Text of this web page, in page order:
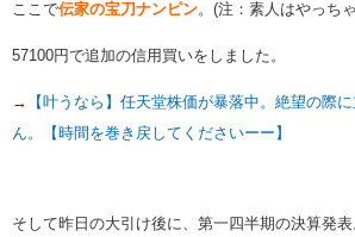
ここで伝家の宝刀ナンピン。(注：素人はやっち
57100円で追加の信用買いをしました。
→
【叶うなら】任天堂株価が暴落中。絶望の際
ん。【時間を巻き戻してくださいーー】
そして昨日の大引け後に、第一四半期の決算発表